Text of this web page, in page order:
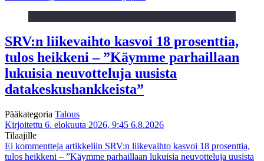
SRV:n liikevaihto kasvoi 18 prosenttia,
tulos heikkeni – ”Käymme parhaillaan
lukuisia neuvotteluja uusista
datakeskushankkeista”
Pääkategoria Talous
Kirjoitettu 6. elokuuta 2026, 9:45 6.8.2026
Tilaajille
Ei kommentteja artikkeliin SRV:n liikevaihto kasvoi 18 prosenttia,
tulos heikkeni – ”Käymme parhaillaan lukuisia neuvotteluja uusista